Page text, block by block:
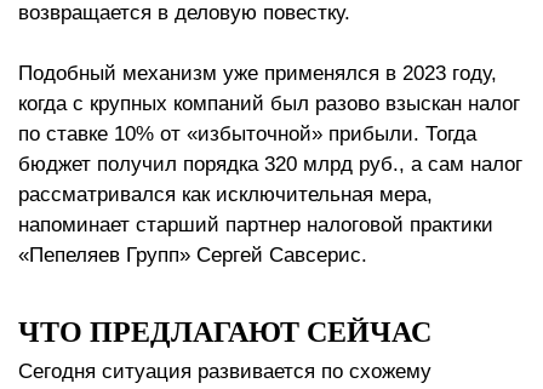
возвращается в деловую повестку.
Подобный механизм уже применялся в 2023 году,
когда с крупных компаний был разово взыскан налог
по ставке 10% от «избыточной» прибыли. Тогда
бюджет получил порядка 320 млрд руб., а сам налог
рассматривался как исключительная мера,
напоминает старший партнер налоговой практики
«Пепеляев Групп» Сергей Савсерис.
ЧТО ПРЕДЛАГАЮТ СЕЙЧАС
Сегодня ситуация развивается по схожему